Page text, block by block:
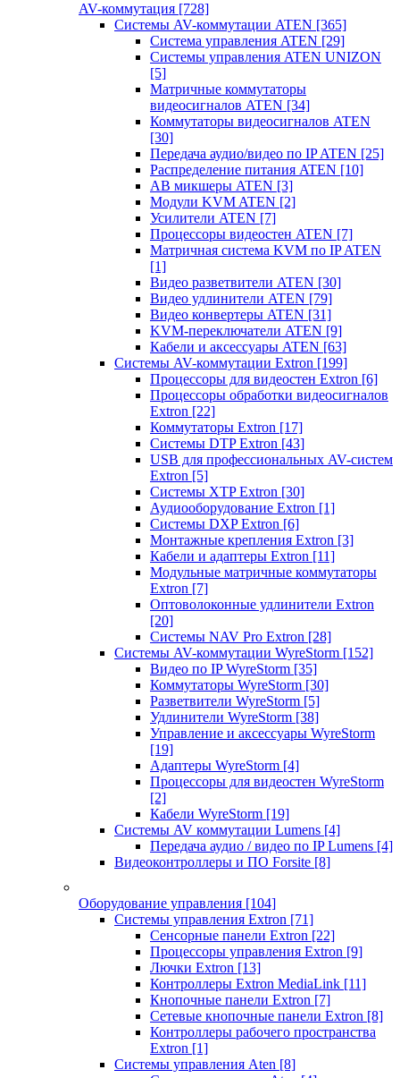
AV-коммутация [728]
Системы AV-коммутации ATEN [365]
Система управления ATEN [29]
Системы управления ATEN UNIZON
[5]
Матричные коммутаторы
видеосигналов ATEN [34]
Коммутаторы видеосигналов ATEN
[30]
Передача аудио/видео по IP ATEN [25]
Распределение питания ATEN [10]
АВ микшеры ATEN [3]
Модули KVM ATEN [2]
Усилители ATEN [7]
Процессоры видеостен ATEN [7]
Матричная система KVM по IP ATEN
[1]
Видео разветвители ATEN [30]
Видео удлинители ATEN [79]
Видео конвертеры ATEN [31]
KVM-переключатели ATEN [9]
Кабели и аксессуары ATEN [63]
Системы AV-коммутации Extron [199]
Процессоры для видеостен Extron [6]
Процессоры обработки видеосигналов
Extron [22]
Коммутаторы Extron [17]
Системы DTP Extron [43]
USB для профессиональных AV-систем
Extron [5]
Системы XTP Extron [30]
Аудиооборудование Extron [1]
Системы DXP Extron [6]
Монтажные крепления Extron [3]
Кабели и адаптеры Extron [11]
Модульные матричные коммутаторы
Extron [7]
Оптоволоконные удлинители Extron
[20]
Системы NAV Pro Extron [28]
Системы AV-коммутации WyreStorm [152]
Видео по IP WyreStorm [35]
Коммутаторы WyreStorm [30]
Разветвители WyreStorm [5]
Удлинители WyreStorm [38]
Управление и аксессуары WyreStorm
[19]
Адаптеры WyreStorm [4]
Процессоры для видеостен WyreStorm
[2]
Кабели WyreStorm [19]
Системы AV коммутации Lumens [4]
Передача аудио / видео по IP Lumens [4]
Видеоконтроллеры и ПО Forsite [8]
Оборудование управления [104]
Системы управления Extron [71]
Сенсорные панели Extron [22]
Процессоры управления Extron [9]
Лючки Extron [13]
Контроллеры Extron MediaLink [11]
Кнопочные панели Extron [7]
Сетевые кнопочные панели Extron [8]
Контроллеры рабочего пространства
Extron [1]
Системы управления Aten [8]